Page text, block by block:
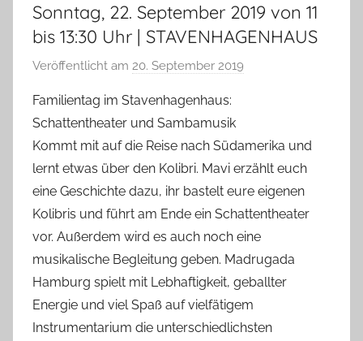
Sonntag, 22. September 2019 von 11
bis 13:30 Uhr | STAVENHAGENHAUS
Veröffentlicht am 20. September 2019
a
b
e
a
B
i
e
Familientag im Stavenhagenhaus:
Schattentheater und Sambamusik
Kommt mit auf die Reise nach Südamerika und
lernt etwas über den Kolibri. Mavi erzählt euch
eine Geschichte dazu, ihr bastelt eure eigenen
Kolibris und führt am Ende ein Schattentheater
vor. Außerdem wird es auch noch eine
musikalische Begleitung geben. Madrugada
Hamburg spielt mit Lebhaftigkeit, geballter
Energie und viel Spaß auf vielfätigem
Instrumentarium die unterschiedlichsten